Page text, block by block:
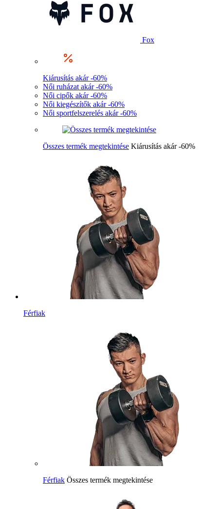
Fox
Kiárusítás akár -60%
Női ruházat akár -60%
Női cipők akár -60%
Női kiegészítők akár -60%
Női sportfelszerelés akár -60%
Összes termék megtekintése Kiárusítás akár -60%
Férfiak
Férfiak Összes termék megtekintése